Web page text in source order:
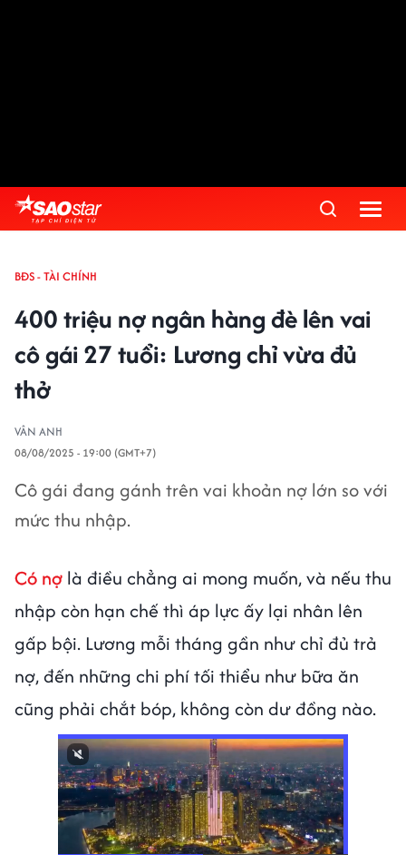
BĐS - TÀI CHÍNH
400 triệu nợ ngân hàng đè lên vai
cô gái 27 tuổi: Lương chỉ vừa đủ
thở
VÂN ANH
08/08/2025 - 19:00 (GMT+7)
Cô gái đang gánh trên vai khoản nợ lớn so với
mức thu nhập.
Có nợ là điều chẳng ai mong muốn, và nếu thu
nhập còn hạn chế thì áp lực ấy lại nhân lên
gấp bội. Lương mỗi tháng gần như chỉ đủ trả
nợ, đến những chi phí tối thiểu như bữa ăn
cũng phải chắt bóp, không còn dư đồng nào.